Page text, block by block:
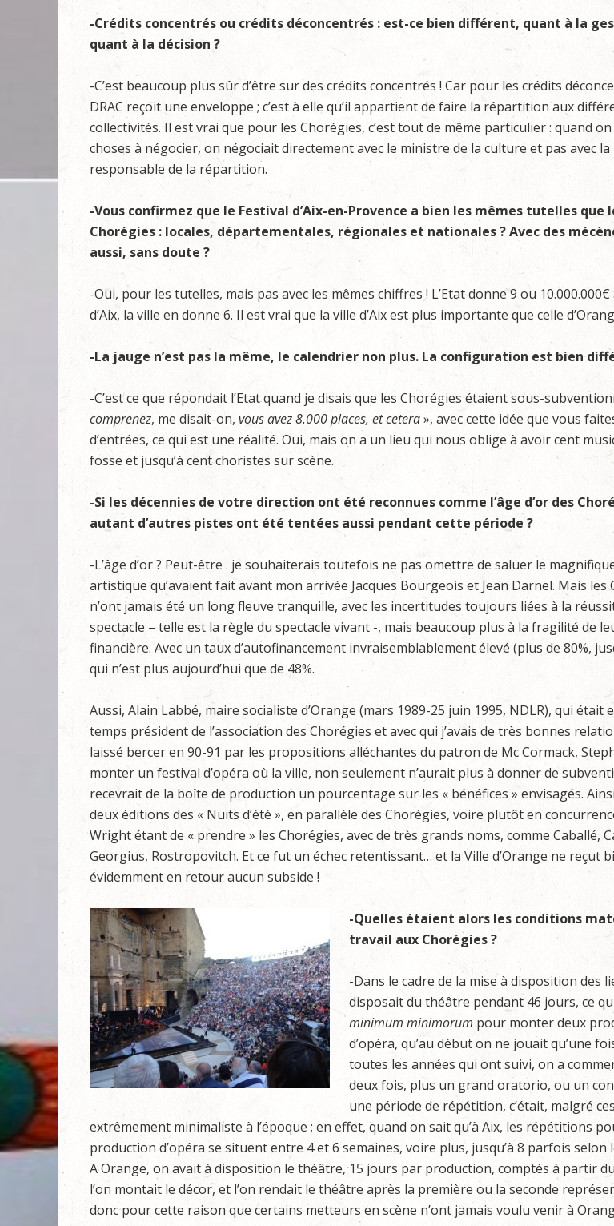
-Crédits concentrés ou crédits déconcentrés : est-ce bien différent, quant à la
quant à la décision ?
-C’est beaucoup plus sûr d’être sur des crédits concentrés ! Car pour les crédits
DRAC reçoit une enveloppe ; c’est à elle qu’il appartient de faire la répartition aux
collectivités. Il est vrai que pour les Chorégies, c’est tout de même particulier : quand
choses à négocier, on négociait directement avec le ministre de la culture et pas avec la
responsable de la répartition.
-Vous confirmez que le Festival d’Aix-en-Provence a bien les mêmes tutelles que
Chorégies : locales, départementales, régionales et nationales ? Avec des
aussi, sans doute ?
-Oui, pour les tutelles, mais pas avec les mêmes chiffres ! L’Etat donne 9 ou 10.000.000€
d’Aix, la ville en donne 6. Il est vrai que la ville d’Aix est plus importante que celle
-La jauge n’est pas la même, le calendrier non plus. La configuration est bien
-C’est ce que répondait l’Etat quand je disais que les Chorégies étaient sous-
comprenez, me disait-on, vous avez 8.000 places, et cetera», avec cette idée que vous
d’entrées, ce qui est une réalité. Oui, mais on a un lieu qui nous oblige à avoir cent
fosse et jusqu’à cent choristes sur scène.
-Si les décennies de votre direction ont été reconnues comme l’âge d’or des
autant d’autres pistes ont été tentées aussi pendant cette période ?
-L’âge d’or ? Peut-être . je souhaiterais toutefois ne pas omettre de saluer le
artistique qu’avaient fait avant mon arrivée Jacques Bourgeois et Jean Darnel. Mais les
n’ont jamais été un long fleuve tranquille, avec les incertitudes toujours liées à la
spectacle – telle est la règle du spectacle vivant -, mais beaucoup plus à la fragilité de
financière. Avec un taux d’autofinancement invraisemblablement élevé (plus de 80%,
qui n’est plus aujourd’hui que de 48%.
Aussi, Alain Labbé, maire socialiste d’Orange (mars 1989-25 juin 1995, NDLR), qui était
temps président de l’association des Chorégies et avec qui j’avais de très bonnes
laissé bercer en 90-91 par les propositions alléchantes du patron de Mc Cormack,
monter un festival d’opéra où la ville, non seulement n’aurait plus à donner de
recevrait de la boîte de production un pourcentage sur les « bénéfices » envisagés.
deux éditions des « Nuits d’été », en parallèle des Chorégies, voire plutôt en
Wright étant de « prendre » les Chorégies, avec de très grands noms, comme Caballé,
Georgius, Rostropovitch. Et ce fut un échec retentissant… et la Ville d’Orange ne reçut
évidemment en retour aucun subside !
-Quelles étaient alors les conditions
travail aux Chorégies ?
-Dans le cadre de la mise à disposition des
disposait du théâtre pendant 46 jours, ce
minimum minimorum pour monter deux
d’opéra, qu’au début on ne jouait qu’une
toutes les années qui ont suivi, on a
deux fois, plus un grand oratorio, ou un
une période de répétition, c’était, malgré
extrêmement minimaliste à l’époque ; en effet, quand on sait qu’à Aix, les répétitions
production d’opéra se situent entre 4 et 6 semaines, voire plus, jusqu’à 8 parfois selon
A Orange, on avait à disposition le théâtre, 15 jours par production, comptés à partir
l’on montait le décor, et l’on rendait le théâtre après la première ou la seconde
donc pour cette raison que certains metteurs en scène n’ont jamais voulu venir à